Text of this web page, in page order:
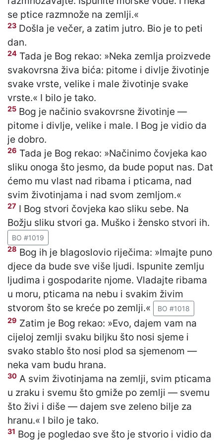
se ptice razmnože na zemlji.«
23 Došla je večer, a zatim jutro. Bio je to peti
dan.
24 Tada je Bog rekao: »Neka zemlja proizvede
svakovrsna živa bića: pitome i divlje životinje
svake vrste, velike i male životinje svake
vrste.« I bilo je tako.
25 Bog je načinio svakovrsne životinje —
pitome i divlje, velike i male. I Bog je vidio da
je dobro.
26 Tada je Bog rekao: »Načinimo čovjeka kao
sliku onoga što jesmo, da bude poput nas. Dat
ćemo mu vlast nad ribama i pticama, nad
svim životinjama i nad svom zemljom.«
27 I Bog stvori čovjeka kao sliku sebe. Na
Božju sliku stvori ga. Muško i žensko stvori ih.
BO #1019
28 Bog ih je blagoslovio riječima: »Imajte puno
djece da bude sve više ljudi. Ispunite zemlju
ljudima i gospodarite njome. Vladajte ribama
u moru, pticama na nebu i svakim živim
stvorom što se kreće po zemlji.«
BO #1018
29 Zatim je Bog rekao: »Evo, dajem vam na
cijeloj zemlji svaku biljku što nosi sjeme i
svako stablo što nosi plod sa sjemenom —
neka vam budu hrana.
30 A svim životinjama na zemlji, svim pticama
u zraku i svemu što gmiže po zemlji — svemu
što živi i diše — dajem sve zeleno bilje za
hranu.« I bilo je tako.
31 Bog je pogledao sve što je stvorio i vidio da